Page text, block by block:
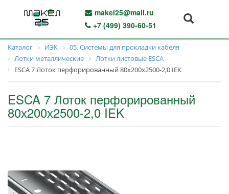
makel25@mail.ru
+7 (499) 390-60-51
Каталог ИЭК
05. Системы для прокладки кабеля
Лотки металлические
Лотки листовые ESCA
ESCA 7 Лоток перфорированный 80х200х2500-2,0 IEK
ESCA 7 Лоток перфорированный
80х200х2500-2,0 IEK